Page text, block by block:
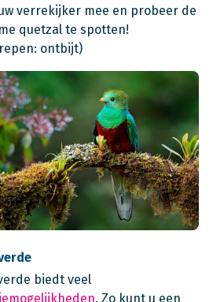
verrekijker mee en probeer de
quetzal te spotten!
ontbijt)
biedt veel
. Zo kunt u een